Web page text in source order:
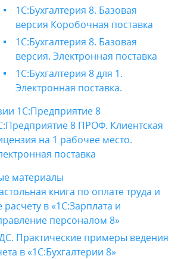
1С:Бухгалтерия 8. Базовая
версия Коробочная поставка
1С:Бухгалтерия 8. Базовая
версия. Электронная поставка
1С:Бухгалтерия 8 для 1.
Электронная поставка.
1С:Предприятие 8
8 ПРОФ. Клиентская
на 1 рабочее место.
поставка
материалы
книга по оплате труда и
расчету в «1С:Зарплата и
персоналом 8»
Практические примеры ведения
в «1С:Бухгалтерии 8»